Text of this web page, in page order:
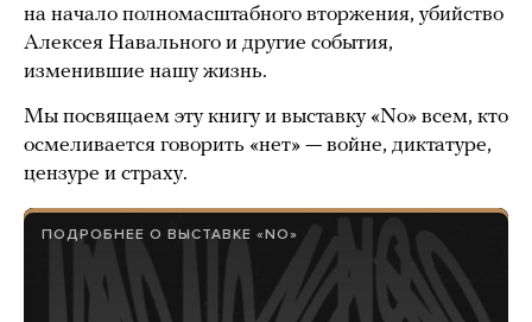
на начало полномасштабного вторжения, убийство
Алексея Навального и другие события,
изменившие нашу жизнь.
Мы посвящаем эту книгу и выставку «No» всем, кто
осмеливается говорить «нет» — войне, диктатуре,
цензуре и страху.
ПОДРОБНЕЕ О ВЫСТАВКЕ «NO»